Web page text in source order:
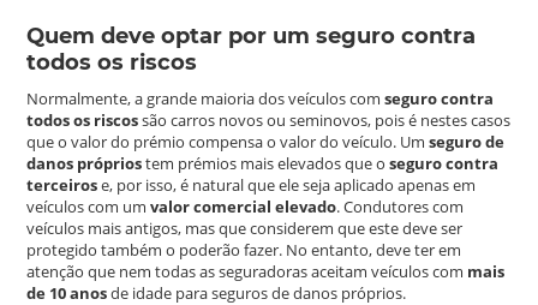
Quem deve optar por um seguro contra
todos os riscos
Normalmente, a grande maioria dos veículos comseguro contra
todos os riscossão carros novos ou seminovos, pois é nestes casos
que o valor do prémio compensa o valor do veículo. Umseguro de
danos própriostem prémios mais elevados que oseguro contra
terceirose, por isso, é natural que ele seja aplicado apenas em
veículos com umvalor comercial elevado. Condutores com
veículos mais antigos, mas que considerem que este deve ser
protegido também o poderão fazer. No entanto, deve ter em
atenção que nem todas as seguradoras aceitam veículos com mais
de 10 anosde idade para seguros de danos próprios.